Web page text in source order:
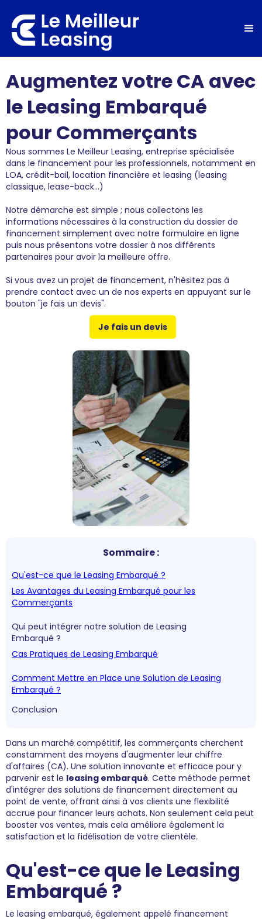
Augmentez votre CA avec
le Leasing Embarqué
pour Commerçants
Nous sommes Le Meilleur Leasing, entreprise spécialisée
dans le financement pour les professionnels, notamment en
LOA, crédit-bail, location financière et leasing (leasing
classique, lease-back...)
Notre démarche est simple ; nous collectons les
informations nécessaires à la construction du dossier de
financement simplement avec notre formulaire en ligne
puis nous présentons votre dossier à nos différents
partenaires pour avoir la meilleure offre.
Si vous avez un projet de financement, n'hésitez pas à
prendre contact avec un de nos experts en appuyant sur le
bouton "je fais un devis".
Je fais un devis
Sommaire :
Qu'est-ce que le Leasing Embarqué ?
Les Avantages du Leasing Embarqué pour les
Commerçants
Qui peut intégrer notre solution de Leasing
Embarqué ?
Cas Pratiques de Leasing Embarqué
Comment Mettre en Place une Solution de Leasing
Embarqué ?
Conclusion
Dans un marché compétitif, les commerçants cherchent
constamment des moyens d'augmenter leur chiffre
d'affaires (CA). Une solution innovante et efficace pour y
parvenir est le leasing embarqué. Cette méthode permet
d'intégrer des solutions de financement directement au
point de vente, offrant ainsi à vos clients une flexibilité
accrue pour financer leurs achats. Non seulement cela peut
booster vos ventes, mais cela améliore également la
satisfaction et la fidélisation de votre clientèle.
Qu'est-ce que le Leasing
Embarqué ?
Le leasing embarqué, également appelé financement